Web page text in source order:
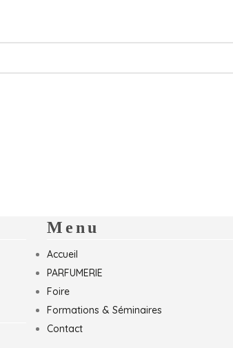
Menu
Accueil
PARFUMERIE
Foire
Formations & Séminaires
Contact